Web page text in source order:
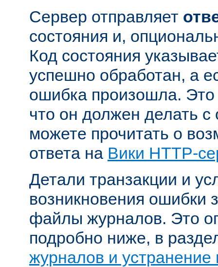
Сервер отправляет
состояния и,
Код состояния
успешно обработан, а
ошибка произошла. Это
что он должен делать
можете прочитать о
ответа на Вики HTTP-
Детали транзакции и
возникновения ошибки
файлы журналов. Это
подробно ниже, в
журналов и устранение